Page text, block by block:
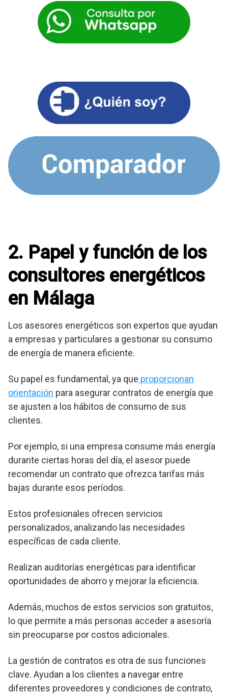
2. Papel y función de los
consultores energéticos
en Málaga
Los asesores energéticos son expertos que ayudan
a empresas y particulares a gestionar su consumo
de energía de manera eficiente.
Su papel es fundamental, ya que proporcionan
orientación para asegurar contratos de energía que
se ajusten a los hábitos de consumo de sus
clientes.
Por ejemplo, si una empresa consume más energía
durante ciertas horas del día, el asesor puede
recomendar un contrato que ofrezca tarifas más
bajas durante esos períodos.
Estos profesionales ofrecen servicios
personalizados, analizando las necesidades
específicas de cada cliente.
Realizan auditorías energéticas para identificar
oportunidades de ahorro y mejorar la eficiencia.
Además, muchos de estos servicios son gratuitos,
lo que permite a más personas acceder a asesoría
sin preocuparse por costos adicionales.
La gestión de contratos es otra de sus funciones
clave. Ayudan a los clientes a navegar entre
diferentes proveedores y condiciones de contrato,